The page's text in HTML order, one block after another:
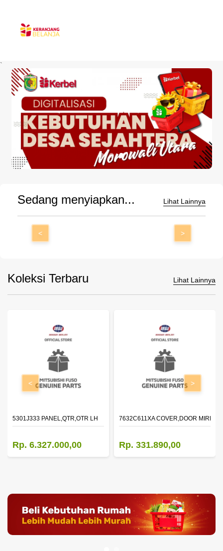
`
Sedang menyiapkan... Lihat Lainnya
< >
Koleksi Terbaru Lihat Lainnya
5301J333 PANEL,QTR,OTR LH
Rp. 6.327.000,00
7632C611XA COVER,DOOR
Rp. 331.890,00
< >